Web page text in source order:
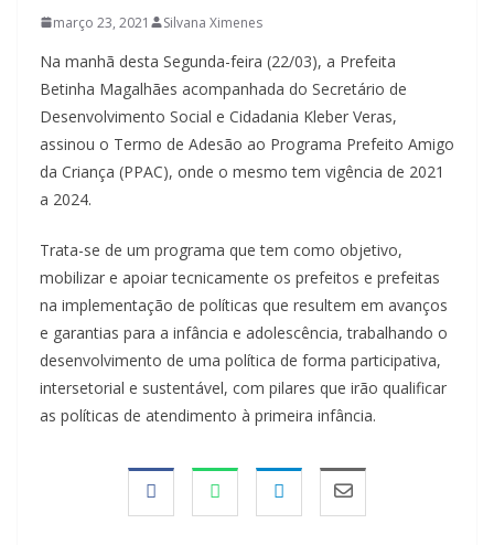
março 23, 2021 Silvana Ximenes
Na manhã desta Segunda-feira (22/03), a Prefeita
Betinha Magalhães acompanhada do Secretário de
Desenvolvimento Social e Cidadania Kleber Veras,
assinou o Termo de Adesão ao Programa Prefeito Amigo
da Criança (PPAC), onde o mesmo tem vigência de 2021
a 2024.
Trata-se de um programa que tem como objetivo,
mobilizar e apoiar tecnicamente os prefeitos e prefeitas
na implementação de políticas que resultem em avanços
e garantias para a infância e adolescência, trabalhando o
desenvolvimento de uma política de forma participativa,
intersetorial e sustentável, com pilares que irão qualificar
as políticas de atendimento à primeira infância.